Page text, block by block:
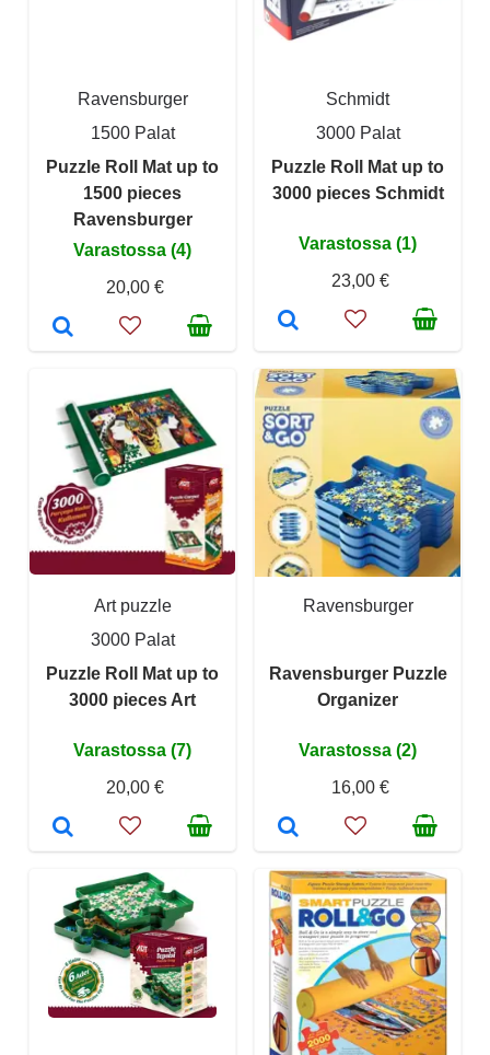
Ravensburger
1500 Palat
Puzzle Roll Mat up to
1500 pieces
Ravensburger
Varastossa (4)
20,00 €
Schmidt
3000 Palat
Puzzle Roll Mat up to
3000 pieces Schmidt
Varastossa (1)
23,00 €
Art puzzle
3000 Palat
Puzzle Roll Mat up to
3000 pieces Art
Varastossa (7)
20,00 €
Ravensburger
Ravensburger Puzzle
Organizer
Varastossa (2)
16,00 €